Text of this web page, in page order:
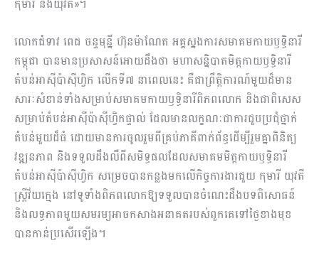
លោកជំទាវ ពេជ ចន្ទមុន្នី ហ៊ុនម៉ាណែត អគ្គស្នងការសមាគមកាយឫទ្ធិនារី
កម្ពុជា បានមានប្រសាសន៍អោយដឹងថា មហាសន្និបាតមិត្តកាយឫទ្ធិនារី
តំបន់អាស៊ីប៉ាស៊ីហ្វិក លើកទី៧ នាពេលនេះ គឺជាព្រឹត្តិការណ៍មួយដ៏មាន
សារៈសំខាន់ទាំងសម្រាប់សមាគមកាយឫទ្ធិនារីពិភពលោក និងជាពិសេស
សម្រាប់តំបន់អាស៊ីប៉ាស៊ីហ្វិកផ្ទាល់ ដែលមានលក្ខណៈជាការជួបប្រជុំថ្នាក់
តំបន់មួយដ៏ធំ ដោយមានការចូលរួមពីគ្រប់ភាគីពាក់ព័ន្ធដើម្បីរួមគ្នាពិនិត្យ
វឌ្ឍនភាព និងទទួលដឹងលឺពីសមិទ្ធផលដែលសមាគមមិត្តកាយឫទ្ធិនារី
តំបន់អាស៊ីប៉ាស៊ីហ្វិក សម្រេចបានកន្លងមកលើកិច្ចការងារជួយ កុមារី យុវតី
ស្រ្តីវ័យក្មេង នៅទូទាំងពិភពលោកឱ្យទទួលបានចំណេះដឹងបទពិសោធន៍
និងលទ្ធភាពមួយសមរម្យអាចកសាងអនាគតរបស់ពួកគេទៅថ្ងៃខាងមុខ
បានកាន់ប្រសើរឡើង។